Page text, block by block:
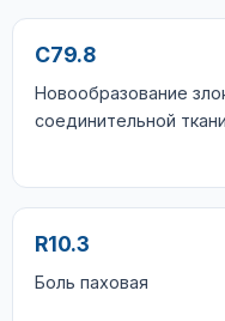
C79.8
Новообразование
соединительной
R10.3
Боль паховая